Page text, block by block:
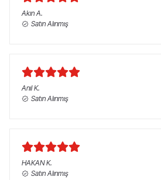
Akın A.
Satın Alınmış
Anıl K.
Satın Alınmış
HAKAN K.
Satın Alınmış